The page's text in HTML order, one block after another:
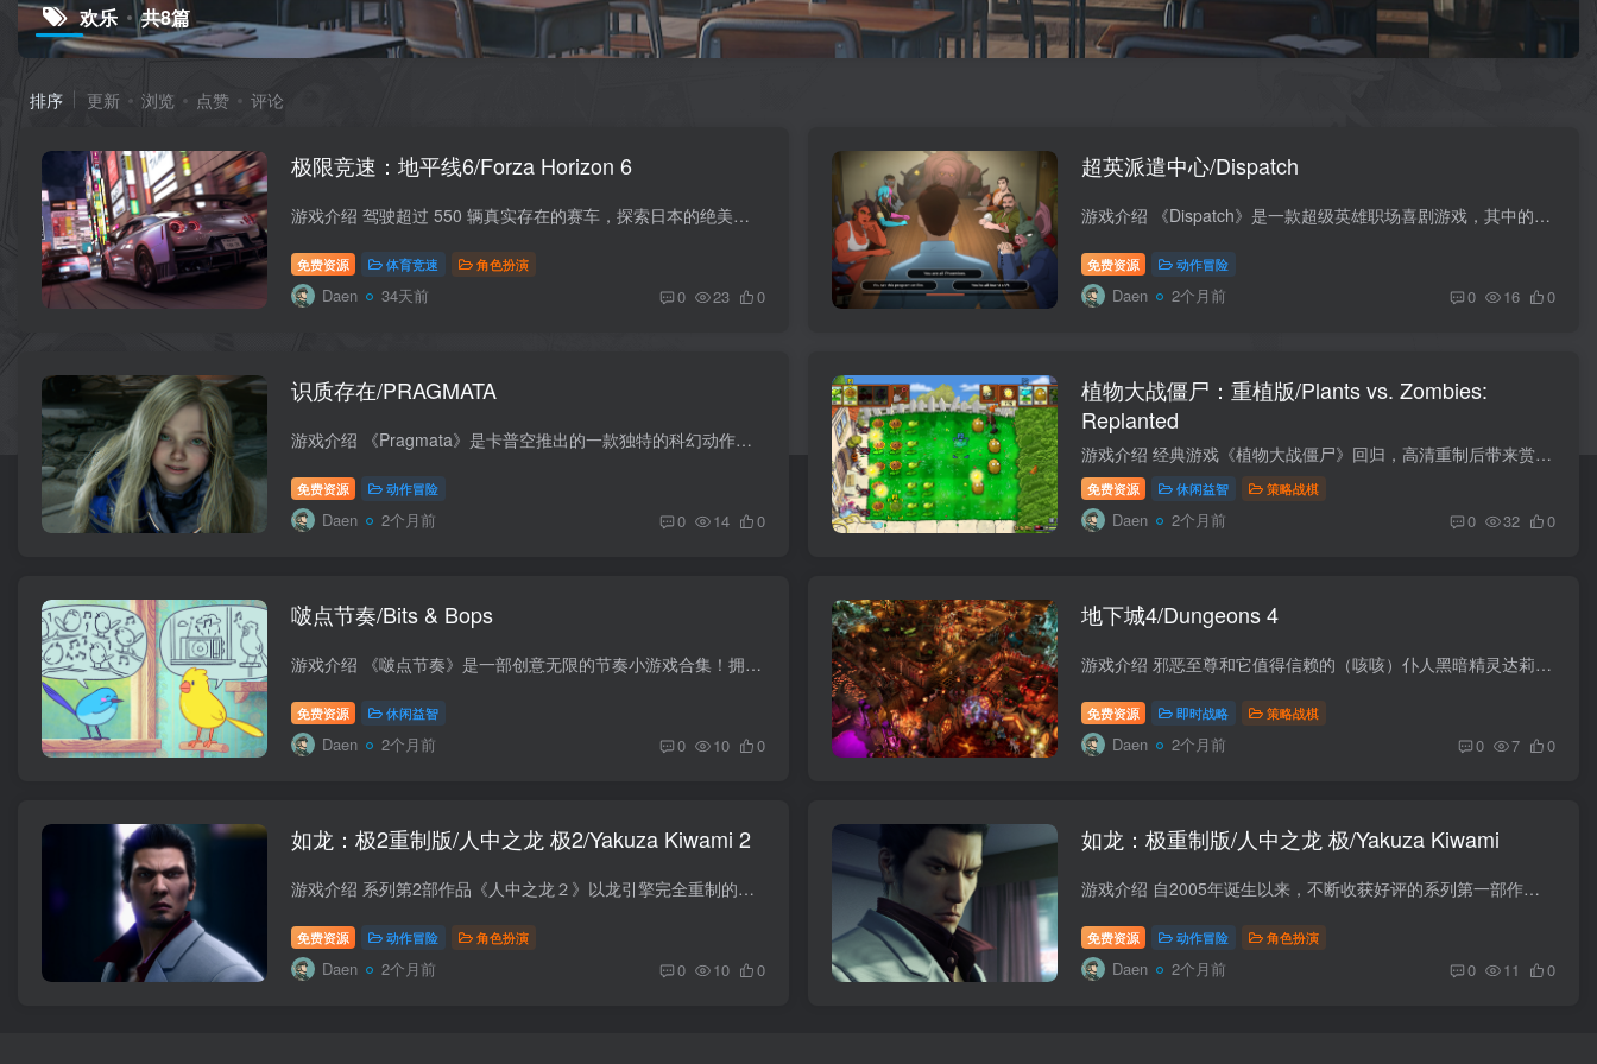
欢乐 共8篇
排序 更新 浏览 点赞 评论
极限竞速：地平线6/Forza Horizon 6
游戏介绍 驾驶超过 550 辆真实存在的赛车，探索日本的绝美风光，在《Forza Horizon》有史以来最宏大的冒险中成为竞速传奇。 游戏视频 游戏安装码 版本介绍 v364.933|整合全DLC|容量155GB|官方简...
免费资源 体育竞速 角色扮演
Daen 34天前 0 23 0
超英派遣中心/Dispatch
游戏介绍 《Dispatch》是一款超级英雄职场喜剧游戏，其中的故事发展将因你的选择而变化。你将管理一队由不合群的异类英雄所组成的功能失调团队，策略性地派遣不同的英雄到城市中各紧急事故现场...
免费资源 动作冒险
Daen 2个月前 0 16 0
识质存在/PRAGMATA
游戏介绍 《Pragmata》是卡普空推出的一款独特的科幻动作冒险游戏。 玩家将跟随命运多舛的调查队队员“休”和机器人小女孩“戴安娜”，在被失控AI掌管的月球设施内寻找返回地球的方法。 游戏视...
免费资源 动作冒险
Daen 2个月前 0 14 0
植物大战僵尸：重植版/Plants vs. Zombies:
Replanted
游戏介绍 经典游戏《植物大战僵尸》回归，高清重制后带来赏心悦目的画面体验！植物与僵尸之间的最初大战回归，比以往任何时候都更加激烈、欢乐、疯狂！体验该系列的开山之作，现已经过高清重制...
免费资源 休闲益智 策略战棋
Daen 2个月前 0 32 0
啵点节奏/Bits & Bops
游戏介绍 《啵点节奏》是一部创意无限的节奏小游戏合集！拥有动听音乐、清爽玩法和华丽手绘动画的《啵点节奏》，一定能为你带来小小的快乐。 游戏视频 游戏安装码 版本介绍 Build.21124824|容量...
免费资源 休闲益智
Daen 2个月前 0 10 0
地下城4/Dungeons 4
游戏介绍 邪恶至尊和它值得信赖的（咳咳）仆人黑暗精灵达莉娅在史诗般的前作游戏中又一次战胜了正义的一方，并将在《地下城4》中回归。 游戏视频 游戏安装码 版本介绍 v1.10.0|容量24GB|官方简...
免费资源 即时战略 策略战棋
Daen 2个月前 0 7 0
如龙：极2重制版/人中之龙 极2/Yakuza Kiwami 2
游戏介绍 系列第2部作品《人中之龙２》以龙引擎完全重制的作品——《人中之龙 极２》登场！曾经被称为“堂岛之龙”的传说中的男人——桐生一马和被称为“关西之龙”的最强黑道——乡田龙司，在...
免费资源 动作冒险 角色扮演
Daen 2个月前 0 10 0
如龙：极重制版/人中之龙 极/Yakuza Kiwami
游戏介绍 自2005年诞生以来，不断收获好评的系列第一部作品《人中之龙》的完全重制版——《人中之龙 极》登场！与“100亿的少女”的相遇使“传说之龙”陷入阴谋的漩涡。 游戏安装码 版本介绍 v2...
免费资源 动作冒险 角色扮演
Daen 2个月前 0 11 0